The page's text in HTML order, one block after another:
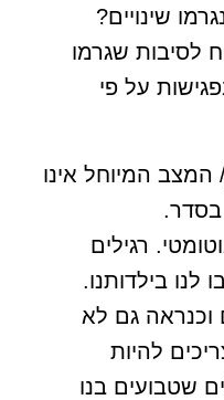
שינויים?
לסיבות שגרמו
על פי
המיוחל אינו
בסדר.
רגילים
לנו בילדותנו.
וכנראה גם לא
להיות
שטבועים בנו